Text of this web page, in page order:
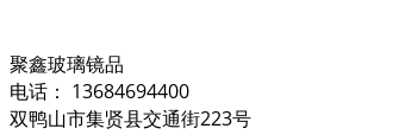
聚鑫玻璃镜品
电话： 13684694400
双鸭山市集贤县交通街223号